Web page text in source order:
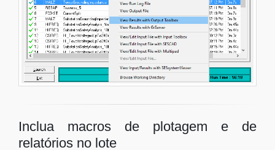
Inclua macros de plotagem e de
relatórios no lote